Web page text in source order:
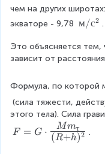
чем на других
экваторе - 9,78 м
с
^
м/с2 .
Это объясняется тем,
зависит от
Формула, по которой
(сила тяжести,
этого тела). Сила
F
F = G ⋅ (R+h)2
Mmт .